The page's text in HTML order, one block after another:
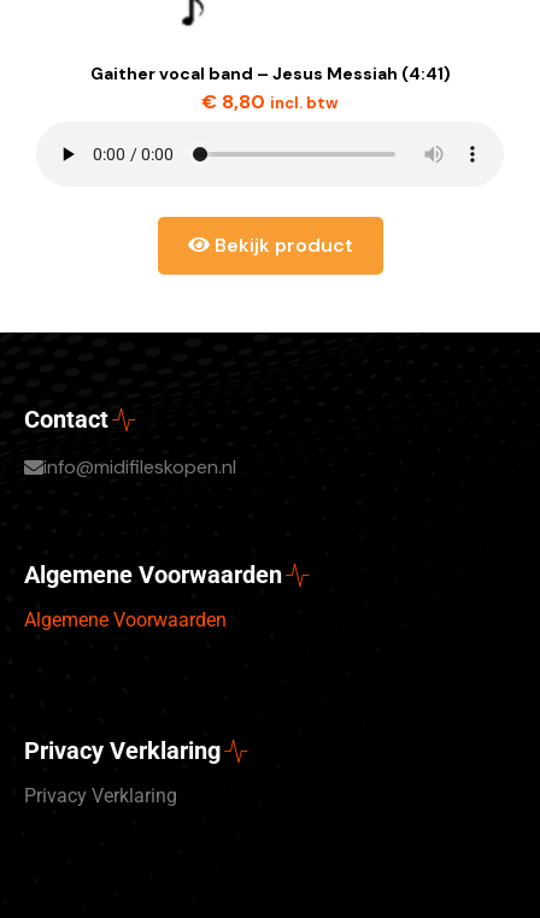
Gaither vocal band – Jesus Messiah (4:41)
€ 8,80 incl. btw
Bekijk product
Contact
info@midifileskopen.nl
Algemene Voorwaarden
Algemene Voorwaarden
Privacy Verklaring
Privacy Verklaring